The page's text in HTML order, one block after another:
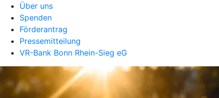
Über uns
Spenden
Förderantrag
Pressemitteilung
VR-Bank Bonn Rhein-Sieg eG